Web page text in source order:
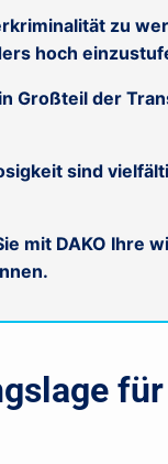
zu
hoch
Großteil der
sind
mit DAKO Ihre